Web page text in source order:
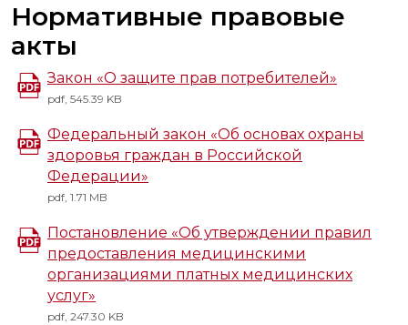
Нормативные правовые
акты
Закон «О защите прав потребителей»
pdf, 545.39 KB
Федеральный закон «Об основах охраны
здоровья граждан в Российской
Федерации»
pdf, 1.71 MB
Постановление «Об утверждении правил
предоставления медицинскими
организациями платных медицинских
услуг»
pdf, 247.30 KB